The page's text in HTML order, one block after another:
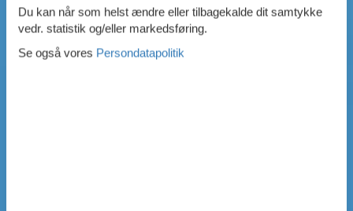
Du kan når som helst ændre eller tilbagekalde dit samtykke
vedr. statistik og/eller markedsføring.
Se også vores Persondatapolitik